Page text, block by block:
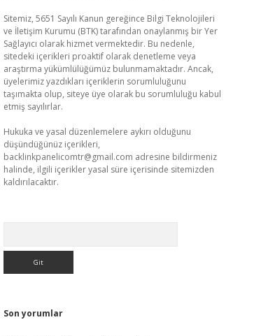
Sitemiz, 5651 Sayılı Kanun gereğince Bilgi Teknolojileri
ve İletişim Kurumu (BTK) tarafından onaylanmış bir Yer
Sağlayıcı olarak hizmet vermektedir. Bu nedenle,
sitedeki içerikleri proaktif olarak denetleme veya
araştırma yükümlülüğümüz bulunmamaktadır. Ancak,
üyelerimiz yazdıkları içeriklerin sorumluluğunu
taşımakta olup, siteye üye olarak bu sorumluluğu kabul
etmiş sayılırlar.
Hukuka ve yasal düzenlemelere aykırı olduğunu
düşündüğünüz içerikleri,
backlinkpanelicomtr@gmail.com adresine bildirmeniz
halinde, ilgili içerikler yasal süre içerisinde sitemizden
kaldırılacaktır.
Son yorumlar